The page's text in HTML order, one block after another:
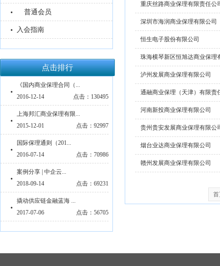
普通会员
入会指南
点击排行
《国内商业保理合同（...
2016-12-14
点击：130495
上海邦汇商业保理有限...
2015-12-01
点击：92997
国际保理通则（201...
2016-07-14
点击：70986
案例分享 | 中企云...
2018-09-14
点击：69231
撬动供应链金融蓝海 ...
2017-07-06
点击：56705
重庆丝路商业保理有限责任公
深圳市海润商业保理有限公司
恒生电子股份有限公司
珠海横琴新区恒旭达商业保理
泸州发展商业保理有限公司
通融商业保理（天津）有限责
河南新投商业保理有限公司
贵州贵安发展商业保理有限公
烟台业达商业保理有限公司
赣州发展商业保理有限公司